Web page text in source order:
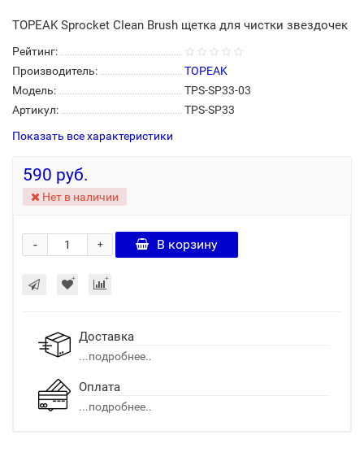
TOPEAK Sprocket Clean Brush щетка для чистки звездочек
Рейтинг:
Производитель:
TOPEAK
Модель:
TPS-SP33-03
Артикул:
TPS-SP33
Показать все характеристики
590 руб.
Нет в наличии
+
- В корзину
Доставка
...подробнее..
Оплата
...подробнее..